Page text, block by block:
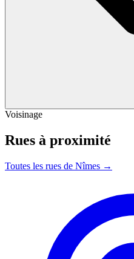
Voisinage
Rues à proximité
Toutes les rues de Nîmes →